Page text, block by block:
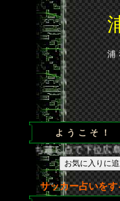
ようこそ！
ち越し点で下位広
サッカー占いをす